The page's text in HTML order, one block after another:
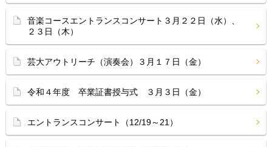
音楽コースエントランスコンサート３月２２日（水）、
２３日（木）
芸大アウトリーチ（演奏会）３月１７日（金）
令和４年度 卒業証書授与式 ３月３日（金）
エントランスコンサート（12/19～21）